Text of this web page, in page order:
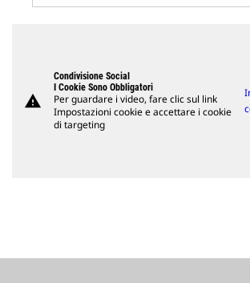
warning
Condivisione Social
I Cookie Sono Obbligatori
Per guardare i video, fare clic sul link
Impostazioni cookie e accettare i cookie
di targeting